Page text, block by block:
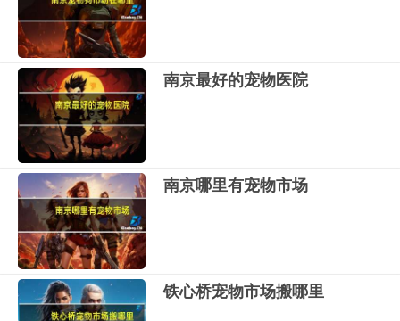
南京最好的宠物医院
南京哪里有宠物市场
铁心桥宠物市场搬哪里